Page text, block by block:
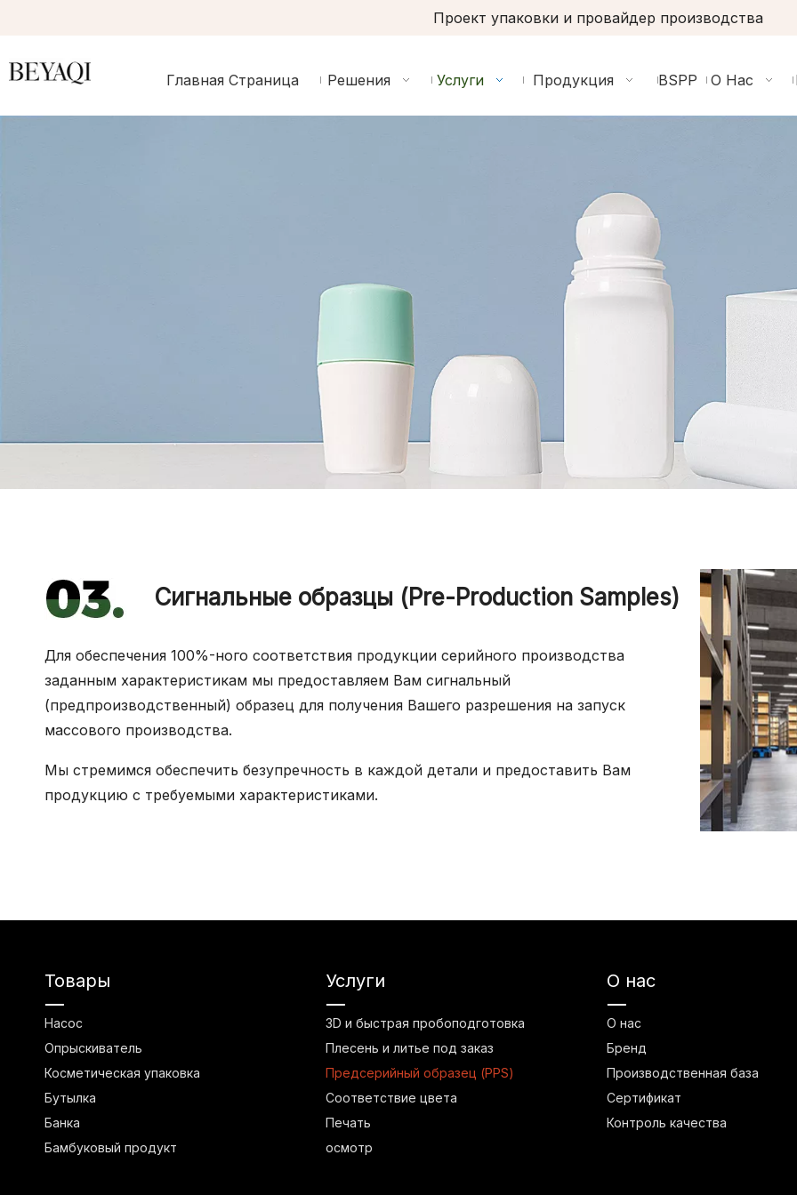
Проект упаковки и провайдер производства
Главная Страница Решения Услуги Продукция BSPP О Нас
Сигнальные образцы (Pre-Production Samples)
Для обеспечения 100%-ного соответствия продукции серийного производства
заданным характеристикам мы предоставляем Вам сигнальный
(предпроизводственный) образец для получения Вашего разрешения на запуск
массового производства.
Мы стремимся обеспечить безупречность в каждой детали и предоставить Вам
продукцию с требуемыми характеристиками.
Товары
Насос
Опрыскиватель
Косметическая упаковка
Бутылка
Банка
Бамбуковый продукт
Услуги
3D и быстрая пробоподготовка
Плесень и литье под заказ
Предсерийный образец (PPS)
Соответствие цвета
Печать
осмотр
О нас
О нас
Бренд
Производственная база
Сертификат
Контроль качества